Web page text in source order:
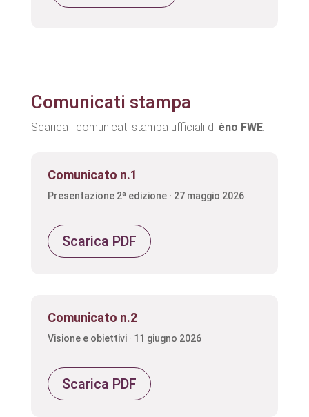
Comunicati stampa
Scarica i comunicati stampa ufficiali di èno FWE.
Comunicato n.1
Presentazione 2ª edizione · 27 maggio 2026
Scarica PDF
Comunicato n.2
Visione e obiettivi · 11 giugno 2026
Scarica PDF